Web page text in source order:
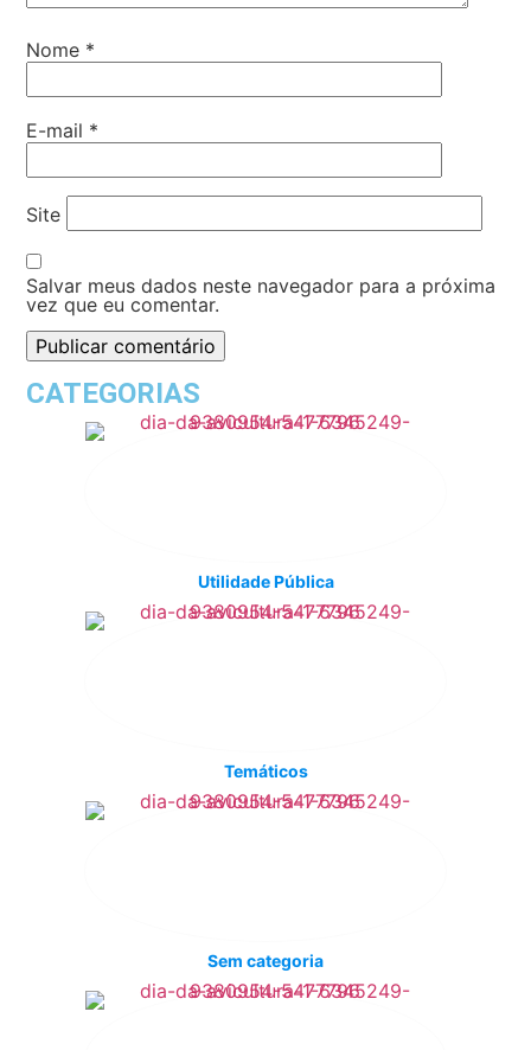
Nome *
E-mail *
Site
Salvar meus dados neste navegador para a próxima
vez que eu comentar.
CATEGORIAS
Utilidade Pública
Temáticos
Sem categoria